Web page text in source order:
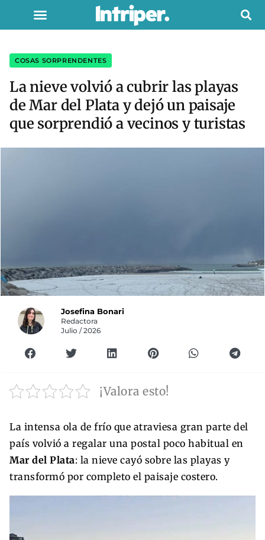
COSAS SORPRENDENTES
La nieve volvió a cubrir las playas
de Mar del Plata y dejó un paisaje
que sorprendió a vecinos y turistas
Josefina Bonari
Redactora
Julio / 2026
¡Valora esto!
La intensa ola de frío que atraviesa gran parte del
país volvió a regalar una postal poco habitual en
Mar del Plata: la nieve cayó sobre las playas y
transformó por completo el paisaje costero.